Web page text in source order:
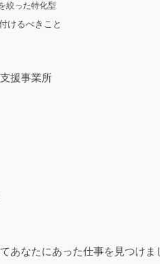
絞った特化型
けるべきこと
援事業所
あなたにあった仕事を見つけま